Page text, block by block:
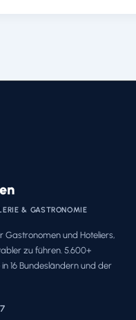
& GASTRONOMIE
Gastronomen und Hoteliers,
zu führen. 5.600+
16 Bundesländern und der